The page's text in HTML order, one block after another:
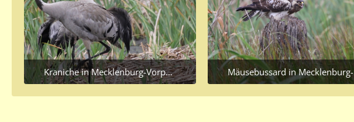
Kraniche in Mecklenburg-Vorpommern
June 28, 2020 at 8:41 PM
Mäusebussard in Mecklenburg- Vorpommern
June 25, 2020 at 8:14 PM